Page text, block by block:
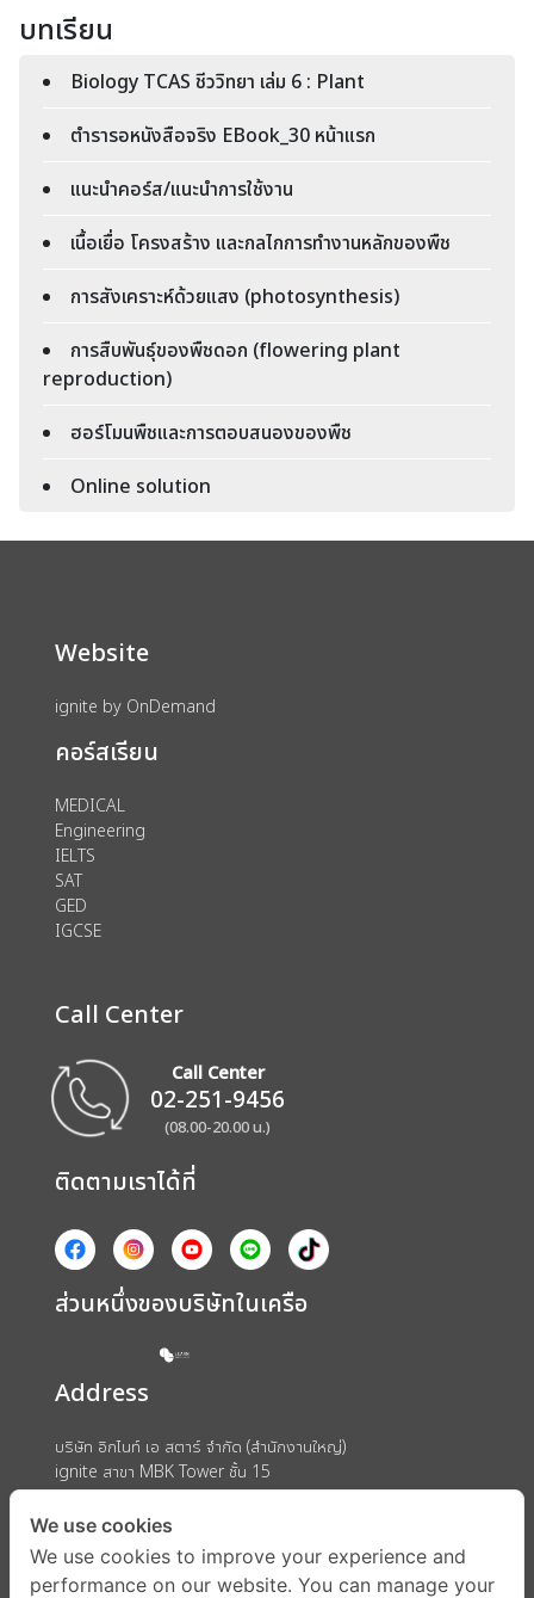
บทเรียน
Biology TCAS ชีววิทยา เล่ม 6 : Plant
ตำรารอหนังสือจริง EBook_30 หน้าแรก
แนะนำคอร์ส/แนะนำการใช้งาน
เนื้อเยื่อ โครงสร้าง และกลไกการทำงานหลักของพืช
การสังเคราะห์ด้วยแสง (photosynthesis)
การสืบพันธุ์ของพืชดอก (flowering plant
reproduction)
ฮอร์โมนพืชและการตอบสนองของพืช
Online solution
Website
ignite by OnDemand
คอร์สเรียน
MEDICAL
Engineering
IELTS
SAT
GED
IGCSE
Call Center
Call Center
02-251-9456
(08.00-20.00 น.)
ติดตามเราได้ที่
ส่วนหนึ่งของบริษัทในเครือ
Address
บริษัท อิกไนท์ เอ สตาร์ จำกัด (สำนักงานใหญ่)
ignite สาขา MBK Tower ชั้น 15
ถนนพญาไท แขวงวังใหม่ เขตปทุมวัน กรุงเทพมหานคร 10330
We use cookies
We use cookies to improve your experience and
performance on our website. You can manage your